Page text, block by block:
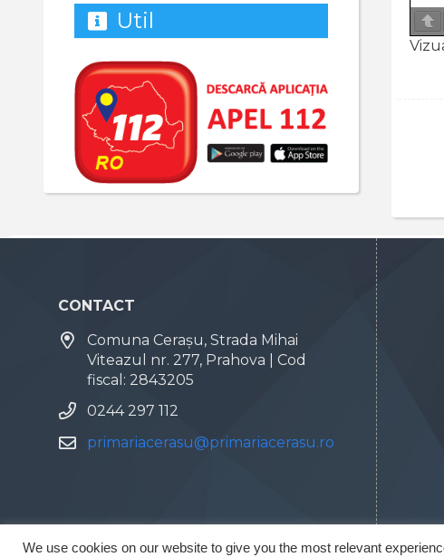
Util
CONTACT
Comuna Cerașu, Strada Mihai
Viteazul nr. 277, Prahova | Cod
fiscal: 2843205
0244 297 112
primariacerasu@primariacerasu.ro
We use cookies on our website to give you the most relevant